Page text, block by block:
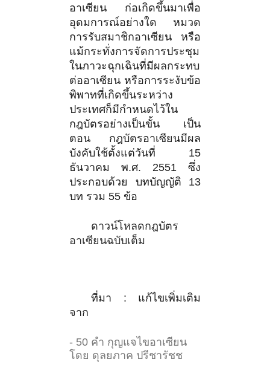
อาเซียน ก่อเกิดขึ้นมาเพื่อ
อุดมการณ์อย่างใด หมวด
การรับสมาชิกอาเซียน หรือ
แม้กระทั่งการจัดการประชุม
ในภาวะฉุกเฉินที่มีผลกระทบ
ต่ออาเซียน หรือการระงับข้อ
พิพาทที่เกิดขึ้นระหว่าง
ประเทศก็มีกำหนดไว้ใน
กฎบัตรอย่างเป็นขั้น เป็น
ตอน กฎบัตรอาเซียนมีผล
บังคับใช้ตั้งแต่วันที่ 15
ธันวาคม พ.ศ. 2551 ซึ่ง
ประกอบด้วย บทบัญญัติ 13
บท รวม 55 ข้อ
ดาวน์โหลดกฎบัตร
อาเซียนฉบับเต็ม
ที่มา : แก้ไขเพิ่มเติม
จาก
- 50 คำ กุญแจไขอาเซียน
โดย ดุลยภาค ปรีชารัชช